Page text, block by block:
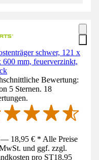
schwer, 121 x
600 mm, feuerverzinkt,
Bewertung:
5 Sternen. 18
— 18,95 € * Alle Preise
und ggf. zzgl.
pro ST18,95